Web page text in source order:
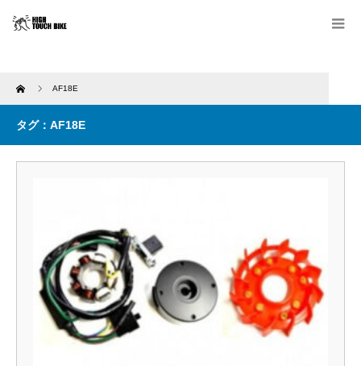
Home AF18E
タグ：AF18E